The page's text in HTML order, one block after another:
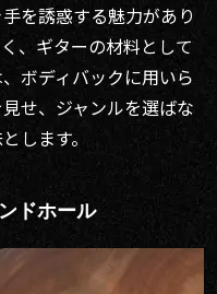
を誘惑する魅力があり
、ギターの材料として
ボディバックに用いら
せ、ジャンルを選ばな
します。
ドホール